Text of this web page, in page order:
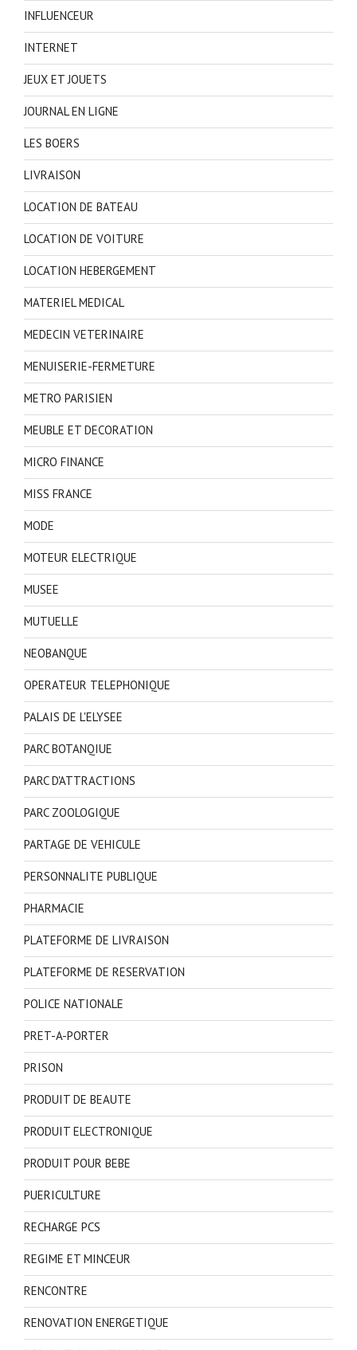
INFLUENCEUR
INTERNET
JEUX ET JOUETS
JOURNAL EN LIGNE
LES BOERS
LIVRAISON
LOCATION DE BATEAU
LOCATION DE VOITURE
LOCATION HEBERGEMENT
MATERIEL MEDICAL
MEDECIN VETERINAIRE
MENUISERIE-FERMETURE
METRO PARISIEN
MEUBLE ET DECORATION
MICRO FINANCE
MISS FRANCE
MODE
MOTEUR ELECTRIQUE
MUSEE
MUTUELLE
NEOBANQUE
OPERATEUR TELEPHONIQUE
PALAIS DE L'ELYSEE
PARC BOTANQIUE
PARC D'ATTRACTIONS
PARC ZOOLOGIQUE
PARTAGE DE VEHICULE
PERSONNALITE PUBLIQUE
PHARMACIE
PLATEFORME DE LIVRAISON
PLATEFORME DE RESERVATION
POLICE NATIONALE
PRET-A-PORTER
PRISON
PRODUIT DE BEAUTE
PRODUIT ELECTRONIQUE
PRODUIT POUR BEBE
PUERICULTURE
RECHARGE PCS
REGIME ET MINCEUR
RENCONTRE
RENOVATION ENERGETIQUE